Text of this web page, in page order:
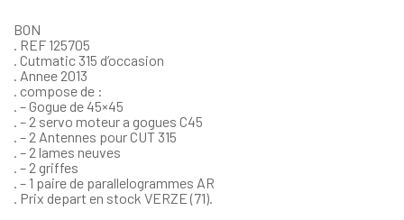
BON
. REF 125705
. Cutmatic 315 d’occasion
. Annee 2013
. compose de :
. – Gogue de 45×45
. – 2 servo moteur a gogues C45
. – 2 Antennes pour CUT 315
. – 2 lames neuves
. – 2 griffes
. – 1 paire de parallelogrammes AR
. Prix depart en stock VERZE (71).